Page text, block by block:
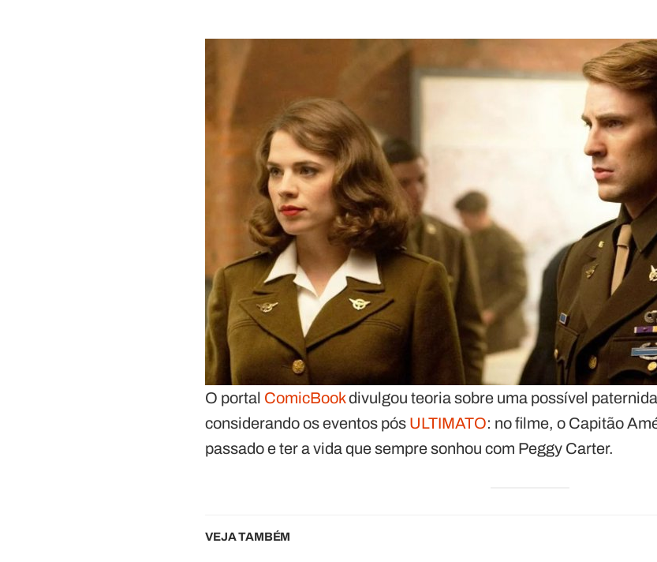
O portal ComicBookdivulgou teoria sobre uma possível
considerando os eventos pós ULTIMATO: no filme, o Capitão
passado e ter a vida que sempre sonhou com Peggy Carter.
VEJA TAMBÉM